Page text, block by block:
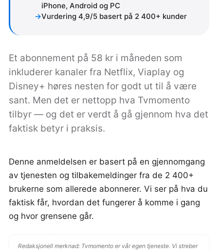
iPhone, Android og PC
Vurdering 4,9/5 basert på 2 400+ kunder
Et abonnement på 58 kr i måneden som
inkluderer kanaler fra Netflix, Viaplay og
Disney+ høres nesten for godt ut til å være
sant. Men det er nettopp hva Tvmomento
tilbyr — og det er verdt å gå gjennom hva det
faktisk betyr i praksis.
Denne anmeldelsen er basert på en gjennomgang
av tjenesten og tilbakemeldinger fra de 2 400+
brukerne som allerede abonnerer. Vi ser på hva du
faktisk får, hvordan det fungerer å komme i gang
og hvor grensene går.
Redaksjonell merknad: Tvmomento er vår egen tjeneste. Vi streber